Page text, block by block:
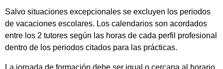
Salvo situaciones excepcionales se excluyen los periodos
de vacaciones escolares. Los calendarios son acordados
entre los 2 tutores según las horas de cada perfil profesional
dentro de los periodos citados para las prácticas.
La jornada de formación debe ser igual o cercana al horario